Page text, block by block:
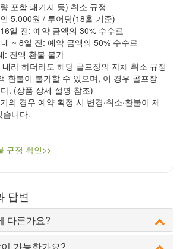
포함 패키지 등) 취소 규정
5,000원 / 투어당(18홀 기준)
일 전: 예약 금액의 30% 수수료
~ 8일 전: 예약 금액의 50% 수수료
: 전액 환불 불가
라 하더라도 해당 골프장의 자체 취소 규정
환불이 불가할 수 있으며, 이 경우 골프장
. (상품 상세 설명 참조)
의 경우 예약 확정 시 변경·취소·환불이 제
습니다.
규정 확인>>
답변
다른가요?